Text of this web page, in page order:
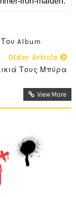
Album
Older Article
Τους Μπύρα
View More